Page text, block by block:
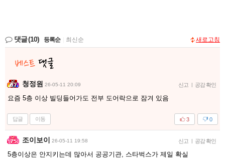
댓글(10) 등록순 최신순 새로고침
청정원 26-05-11 20:09 신고 | 공감 확인
요즘 5층 이상 빌딩들어가도 전부 도어락으로 잠겨 있음
답글 이동 0
3
조이보이 26-05-11 19:58 신고 | 공감 확인
5층이상은 안지키는데 많아서 공공기관, 스타벅스가 제일 확실